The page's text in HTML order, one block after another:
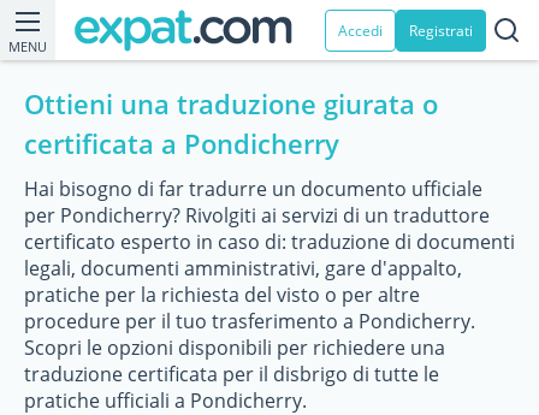
MENU
Accedi Registrati
Ottieni una traduzione giurata o
certificata a Pondicherry
Hai bisogno di far tradurre un documento ufficiale
per Pondicherry? Rivolgiti ai servizi di un traduttore
certificato esperto in caso di: traduzione di documenti
legali, documenti amministrativi, gare d'appalto,
pratiche per la richiesta del visto o per altre
procedure per il tuo trasferimento a Pondicherry.
Scopri le opzioni disponibili per richiedere una
traduzione certificata per il disbrigo di tutte le
pratiche ufficiali a Pondicherry.